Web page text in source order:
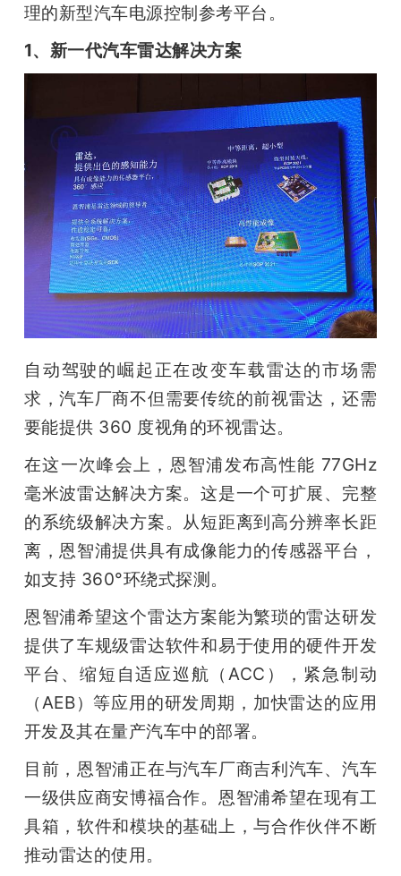
理的新型汽车电源控制参考平台。
1、新一代汽车雷达解决方案
自动驾驶的崛起正在改变车载雷达的市场需
求，汽车厂商不但需要传统的前视雷达，还需
要能提供 360 度视角的环视雷达。
在这一次峰会上，恩智浦发布高性能 77GHz
毫米波雷达解决方案。这是一个可扩展、完整
的系统级解决方案。从短距离到高分辨率长距
离，恩智浦提供具有成像能力的传感器平台，
如支持 360°环绕式探测。
恩智浦希望这个雷达方案能为繁琐的雷达研发
提供了车规级雷达软件和易于使用的硬件开发
平台、缩短自适应巡航（ACC），紧急制动
（AEB）等应用的研发周期，加快雷达的应用
开发及其在量产汽车中的部署。
目前，恩智浦正在与汽车厂商吉利汽车、汽车
一级供应商安博福合作。恩智浦希望在现有工
具箱，软件和模块的基础上，与合作伙伴不断
推动雷达的使用。